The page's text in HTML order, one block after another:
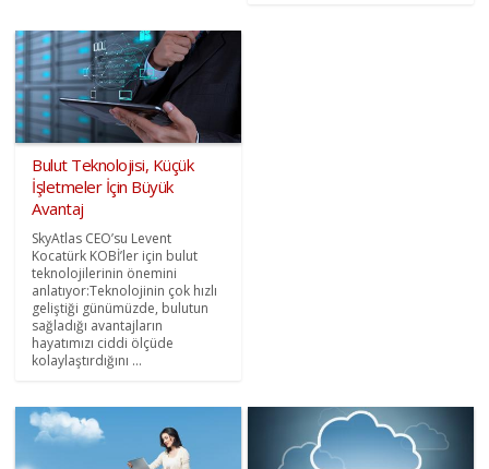
Bulut Teknolojisi, Küçük
İşletmeler İçin Büyük
Avantaj
SkyAtlas CEO’su Levent
Kocatürk KOBİ’ler için bulut
teknolojilerinin önemini
anlatıyor:Teknolojinin çok hızlı
geliştiği günümüzde, bulutun
sağladığı avantajların
hayatımızı ciddi ölçüde
kolaylaştırdığını ...